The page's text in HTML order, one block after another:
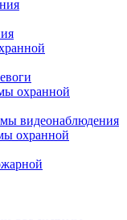
охранной
видеонаблюдения
охранной